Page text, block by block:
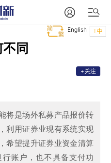
T中
English
同
+关注
将是场外私募产品报价转
利用证券业现有系统实现
希望提升证券业资金清算
账户，也不具备支付功